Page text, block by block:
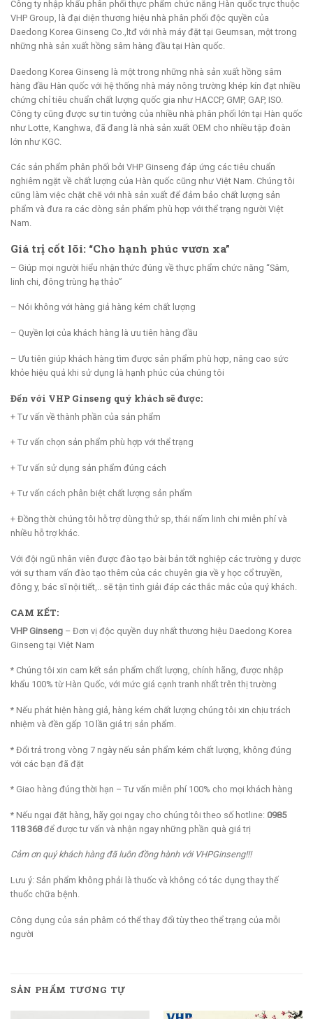
Công ty nhập khẩu phân phối thực phẩm chức năng Hàn quốc trực thuộc
VHP Group, là đại diện thương hiệu nhà phân phối độc quyền của
Daedong Korea Ginseng Co.,ltđ với nhà máy đặt tại Geumsan, một trong
những nhà sản xuất hồng sâm hàng đầu tại Hàn quốc.
Daedong Korea Ginseng là một trong những nhà sản xuất hồng sâm
hàng đầu Hàn quốc với hệ thống nhà máy nông trường khép kín đạt nhiều
chứng chỉ tiêu chuẩn chất lượng quốc gia như HACCP, GMP, GAP, ISO.
Công ty cũng được sự tin tưởng của nhiều nhà phân phối lớn tại Hàn quốc
như Lotte, Kanghwa, đã đang là nhà sản xuất OEM cho nhiều tập đoàn
lớn như KGC.
Các sản phẩm phân phối bởi VHP Ginseng đáp ứng các tiêu chuẩn
nghiêm ngặt về chất lượng của Hàn quốc cũng như Việt Nam. Chúng tôi
cũng làm việc chặt chẽ với nhà sản xuất để đảm bảo chất lượng sản
phẩm và đưa ra các dòng sản phẩm phù hợp với thể trạng người Việt
Nam.
Giá trị cốt lõi: “Cho hạnh phúc vươn xa”
– Giúp mọi người hiểu nhận thức đúng về thực phẩm chức năng “Sâm,
linh chi, đông trùng hạ thảo”
– Nói không với hàng giả hàng kém chất lượng
– Quyền lợi của khách hàng là ưu tiên hàng đầu
– Ưu tiên giúp khách hàng tìm được sản phẩm phù hợp, nâng cao sức
khỏe hiệu quả khi sử dụng là hạnh phúc của chúng tôi
Đến với VHP Ginseng quý khách sẽ được:
+ Tư vấn về thành phần của sản phẩm
+ Tư vấn chọn sản phẩm phù hợp với thể trạng
+ Tư vấn sử dụng sản phẩm đúng cách
+ Tư vấn cách phân biệt chất lượng sản phẩm
+ Đồng thời chúng tôi hỗ trợ dùng thử sp, thái nấm linh chi miễn phí và
nhiều hỗ trợ khác.
Với đội ngũ nhân viên được đào tạo bài bản tốt nghiệp các trường y dược
với sự tham vấn đào tạo thêm của các chuyên gia về y học cổ truyền,
đông y, bác sĩ nội tiết,.. sẽ tận tình giải đáp các thắc mắc của quý khách.
CAM KẾT:
VHP Ginseng – Đơn vị độc quyền duy nhất thương hiệu Daedong Korea
Ginseng tại Việt Nam
* Chúng tôi xin cam kết sản phẩm chất lượng, chính hãng, được nhập
khẩu 100% từ Hàn Quốc, với mức giá cạnh tranh nhất trên thị trường
* Nếu phát hiện hàng giả, hàng kém chất lượng chúng tôi xin chịu trách
nhiệm và đền gấp 10 lần giá trị sản phẩm.
* Đổi trả trong vòng 7 ngày nếu sản phẩm kém chất lượng, không đúng
với các bạn đã đặt
* Giao hàng đúng thời hạn – Tư vấn miễn phí 100% cho mọi khách hàng
* Nếu ngại đặt hàng, hãy gọi ngay cho chúng tôi theo số hotline: 0985
118 368để được tư vấn và nhận ngay những phần quà giá trị
Cảm ơn quý khách hàng đã luôn đồng hành với VHPGinseng!!!
Lưu ý: Sản phẩm không phải là thuốc và không có tác dụng thay thế
thuốc chữa bệnh.
Công dụng của sản phâm có thể thay đổi tùy theo thể trạng của mỗi
người
SẢN PHẨM TƯƠNG TỰ